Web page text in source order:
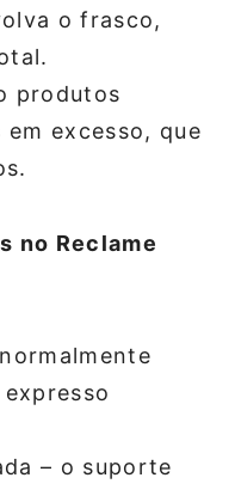
o frasco,
produtos
excesso, que
no Reclame
– o suporte